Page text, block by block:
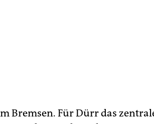
Bremsen. Für Dürr das